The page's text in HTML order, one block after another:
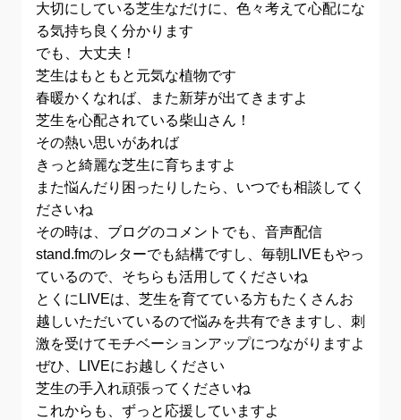
大切にしている芝生なだけに、色々考えて心配にな
る気持ち良く分かります
でも、大丈夫！
芝生はもともと元気な植物です
春暖かくなれば、また新芽が出てきますよ
芝生を心配されている柴山さん！
その熱い思いがあれば
きっと綺麗な芝生に育ちますよ
また悩んだり困ったりしたら、いつでも相談してく
ださいね
その時は、ブログのコメントでも、音声配信
stand.fmのレターでも結構ですし、毎朝LIVEもやっ
ているので、そちらも活用してくださいね
とくにLIVEは、芝生を育てている方もたくさんお
越しいただいているので悩みを共有できますし、刺
激を受けてモチベーションアップにつながりますよ
ぜひ、LIVEにお越しください
芝生の手入れ頑張ってくださいね
これからも、ずっと応援していますよ